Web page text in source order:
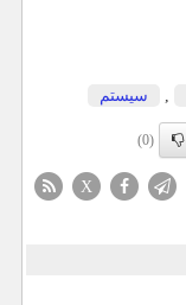
, سیستم
(0)
X